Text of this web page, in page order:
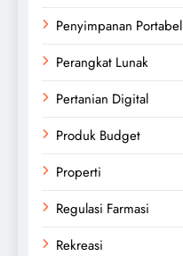
Penyimpanan Portabel
Perangkat Lunak
Pertanian Digital
Produk Budget
Properti
Regulasi Farmasi
Rekreasi